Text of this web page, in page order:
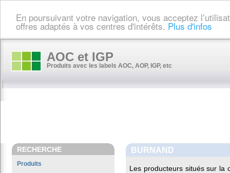
En poursuivant votre navigation, vous acceptez
offres adaptés à vos centres d'intérêts. Plus d'infos
AOC et IGP
Produits avec les labels AOC, AOP, IGP, etc
RECHERCHE
Produits
BURNAND
Les producteurs situés sur la